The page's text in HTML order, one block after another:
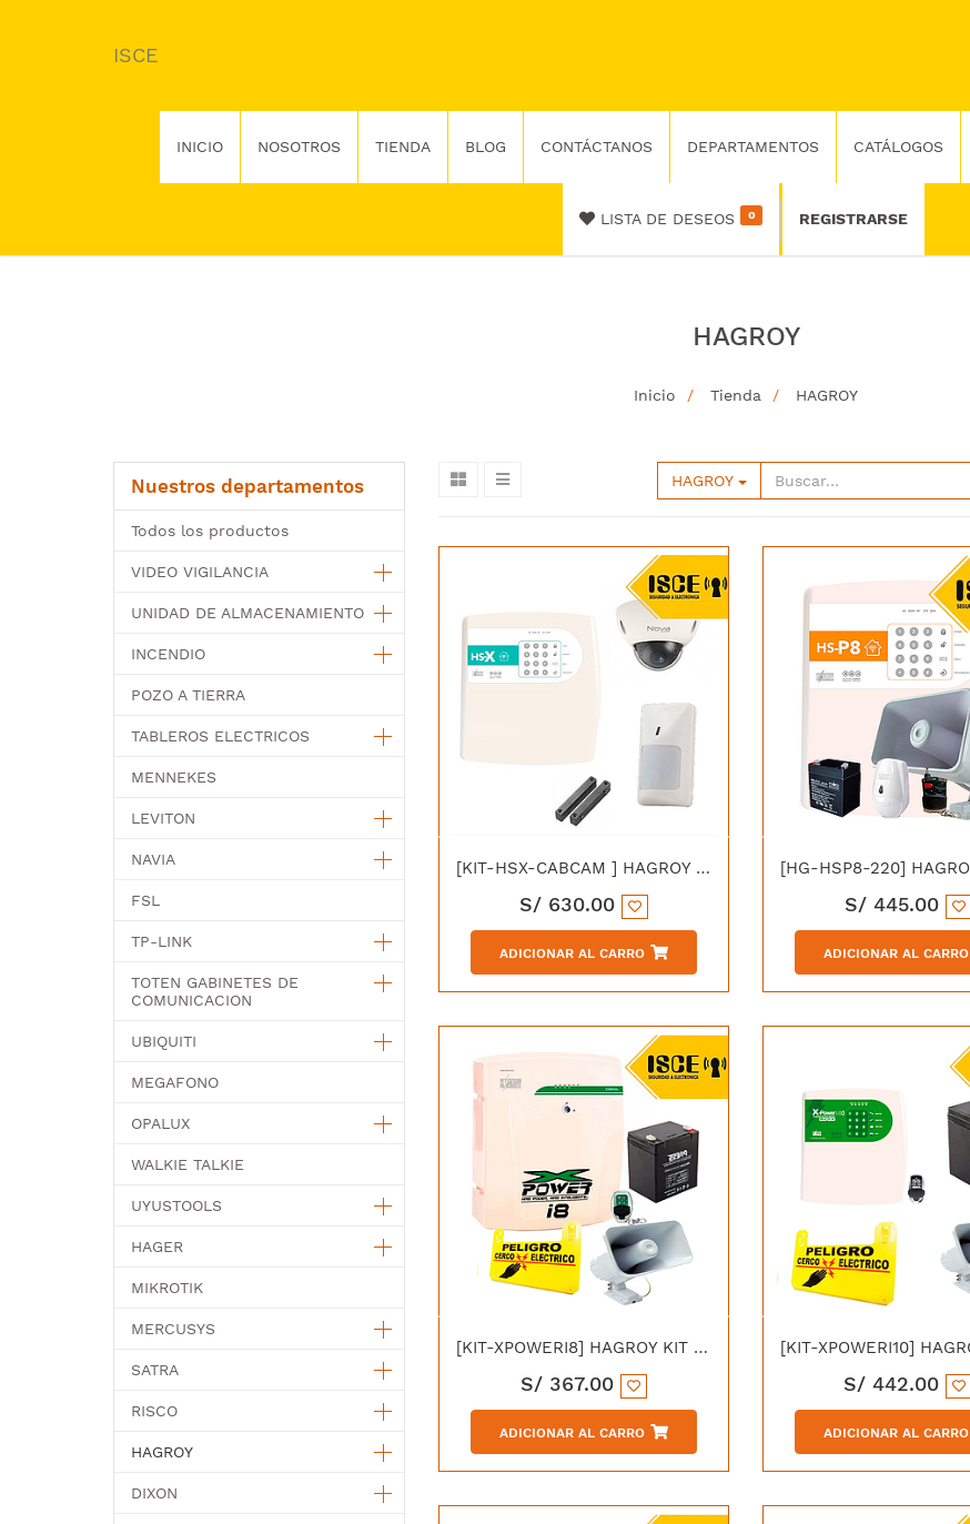
ISCE
INICIO NOSOTROS TIENDA BLOG CONTÁCTANOS DEPARTAMENTOS CATÁLOGOS
LISTA DE DESEOS 0 REGISTRARSE
HAGROY
Inicio Tienda HAGROY
Nuestros departamentos
Todos los productos
VIDEO VIGILANCIA
UNIDAD DE ALMACENAMIENTO
INCENDIO
POZO A TIERRA
TABLEROS ELECTRICOS
MENNEKES
LEVITON
NAVIA
FSL
TP-LINK
TOTEN GABINETES DE
COMUNICACION
UBIQUITI
MEGAFONO
OPALUX
WALKIE TALKIE
UYUSTOOLS
HAGER
MIKROTIK
MERCUSYS
SATRA
RISCO
HAGROY
DIXON
HAGROY
[KIT-HSX-CABCAM ] HAGROY KIT ALARMA RESIDENCIAL X CABLE + CAMARA IP 2MP
S/ 630.00
ADICIONAR AL CARRO
S/ 445.00
ADICIONAR AL CARRO
[KIT-XPOWERI8] HAGROY KIT ELECTRIFICADOR X POWER Xi8 ON TECLADO SMD/THD 220V + BATERIA DE 4AMP 12V PS4-12 + LETRERO DE ADVERTENCIA +SIRENA ES200R
S/ 367.00
ADICIONAR AL CARRO
S/442.00
ADICIONAR AL CARRO